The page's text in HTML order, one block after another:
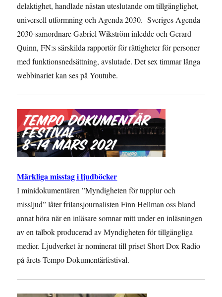
delaktighet, handlade nästan uteslutande om tillgänglighet,
universell utformning och Agenda 2030. Sveriges Agenda
2030-samordnare Gabriel Wikström inledde och Gerard
Quinn, FN:s särskilda rapportör för rättigheter för personer
med funktionsnedsättning, avslutade. Det sex timmar långa
webbinariet kan ses på Youtube.
Märkliga misstag i ljudböcker
I minidokumentären ”Myndigheten för tupplur och
missljud” låter frilansjournalisten Finn Hellman oss bland
annat höra när en inläsare somnar mitt under en inläsningen
av en talbok producerad av Myndigheten för tillgängliga
medier. Ljudverket är nominerat till priset Short Dox Radio
på årets Tempo Dokumentärfestival.